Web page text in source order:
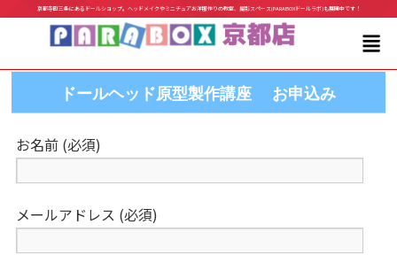
京都寺町三条にあるドールショップ。ヘッドメイクやミニチュアお洋服作りの教室、撮影スペース(PARABOXドールラボ)も展開中です！
ドールヘッド原型製作講座 お申込み
お名前 (必須)
メールアドレス (必須)